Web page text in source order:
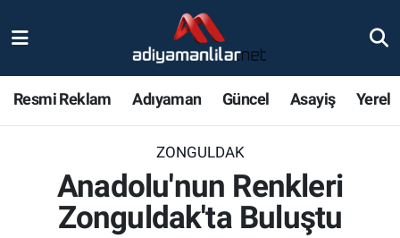
Resmi Reklam Adıyaman Güncel Asayiş Yerel
ZONGULDAK
Anadolu'nun Renkleri
Zonguldak'ta Buluştu
Magazin
Nöbetçi Eczaneler
Adiyaman Namaz Vakitleri
Trafik Durumu